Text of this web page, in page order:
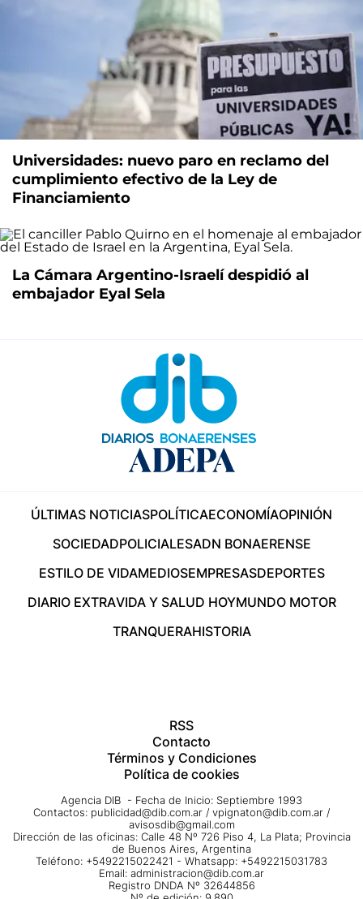
Universidades: nuevo paro en reclamo del
cumplimiento efectivo de la Ley de
Financiamiento
La Cámara Argentino-Israelí despidió al
embajador Eyal Sela
ÚLTIMAS NOTICIASPOLÍTICAECONOMÍAOPINIÓN
SOCIEDADPOLICIALESADN BONAERENSE
ESTILO DE VIDAMEDIOSEMPRESASDEPORTES
DIARIO EXTRAVIDA Y SALUD HOYMUNDO MOTOR
TRANQUERAHISTORIA
RSS
Contacto
Términos y Condiciones
Política de cookies
Agencia DIB - Fecha de Inicio: Septiembre 1993
Contactos: publicidad@dib.com.ar / vpignaton@dib.com.ar /
avisosdib@gmail.com
Dirección de las oficinas: Calle 48 Nº 726 Piso 4, La Plata; Provincia
de Buenos Aires, Argentina
Teléfono: +5492215022421 - Whatsapp: +5492215031783
Email: administracion@dib.com.ar
Registro DNDA Nº 32644856